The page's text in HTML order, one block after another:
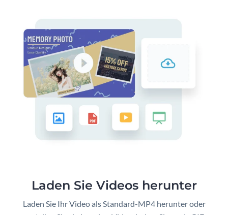
Laden Sie Videos herunter
Laden Sie Ihr Video als Standard-MP4 herunter oder